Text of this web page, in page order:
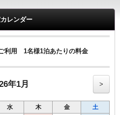
レンダー
利用 1名様1泊あたりの料金
年1月 >
水 木 金 土